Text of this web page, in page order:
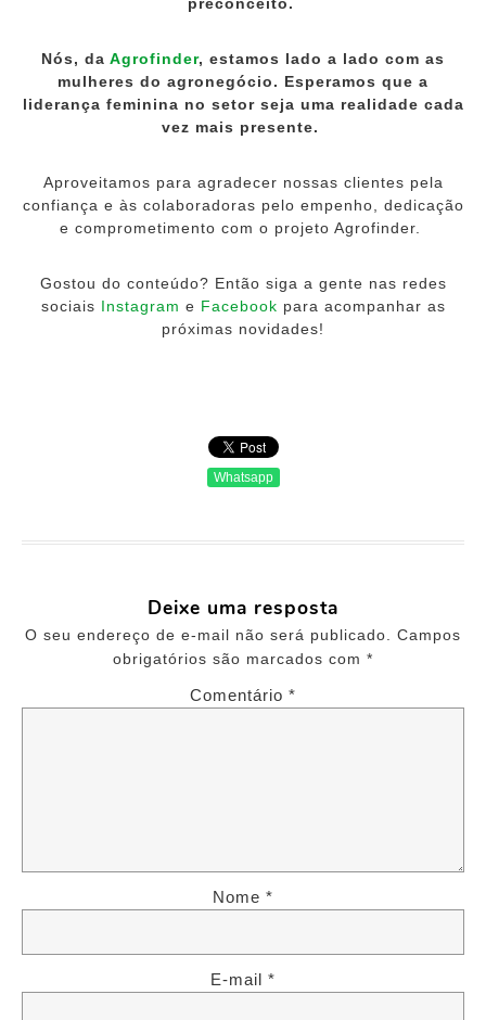
Nós, da Agrofinder, estamos lado a lado com as
mulheres do agronegócio. Esperamos que a
liderança feminina no setor seja uma realidade cada
vez mais presente.
Aproveitamos para agradecer nossas clientes pela
confiança e às colaboradoras pelo empenho, dedicação
e comprometimento com o projeto Agrofinder.
Gostou do conteúdo? Então siga a gente nas redes
sociais Instagram e Facebook para acompanhar as
próximas novidades!
Whatsapp
Deixe uma resposta
O seu endereço de e-mail não será publicado.
Campos
obrigatórios são marcados com *
Comentário
Nome *
E-mail *